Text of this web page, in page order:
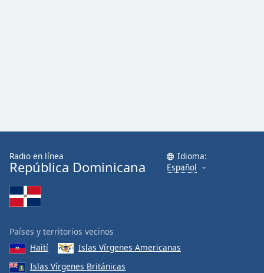
Radio en línea
República Dominicana
Idioma:
Español
Países y territorios vecinos
Haití
Islas Vírgenes Americanas
Islas Vírgenes Británicas